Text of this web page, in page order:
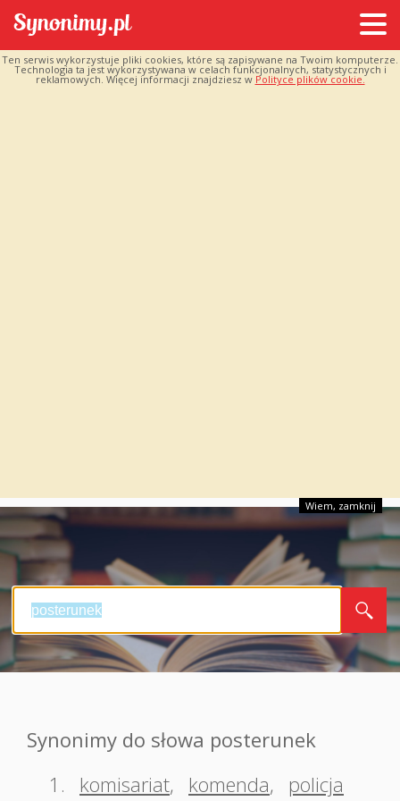
Ten serwis wykorzystuje pliki cookies, które są zapisywane na Twoim komputerze.
Technologia ta jest wykorzystywana w celach funkcjonalnych, statystycznych i
reklamowych. Więcej informacji znajdziesz w Polityce plików cookie.
Wiem, zamknij
Synonimy do słowa posterunek
1.
komisariat, komenda, policja